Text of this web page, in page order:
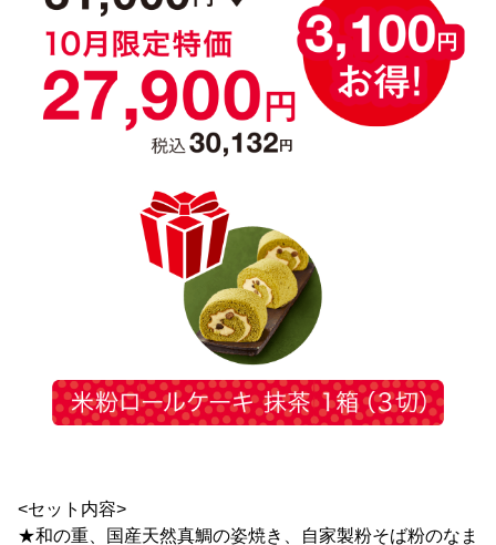
<セット内容>
★和の重、国産天然真鯛の姿焼き、自家製粉そば粉のなま